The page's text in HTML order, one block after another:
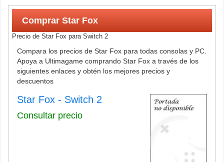
Comprar Star Fox
Precio de Star Fox para Switch 2
Compara los precios de Star Fox para todas consolas y PC.
Apoya a Ultimagame comprando Star Fox a través de los
siguientes enlaces y obtén los mejores precios y
descuentos
Star Fox - Switch 2
Consultar precio